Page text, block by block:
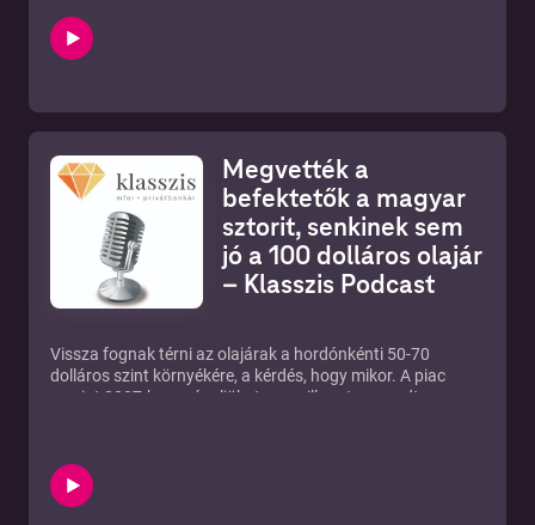
elszámoltatásra. De mennyire lehet sikeres a korruptnak
tartott politikusok, oligarchák bíróság elé állítása, a kétes
utakon szerzett vagyonok visszaszerzése? Ezekről a
Megvették a
befektetők a magyar
sztorit, senkinek sem
jó a 100 dolláros olajár
– Klasszis Podcast
Vissza fognak térni az olajárak a hordónkénti 50-70
dolláros szint környékére, a kérdés, hogy mikor. A piac
szerint 2027-ben már eljöhet ez a pillanat – mondta a
iráni háború és a geopolitikai kockázatok, újabb csúcsokra
törnek a tőzsdék, ráadásul a magyar eszközök különösen
vonzóvá váltak a Tisza kétharmados győzelme óta.